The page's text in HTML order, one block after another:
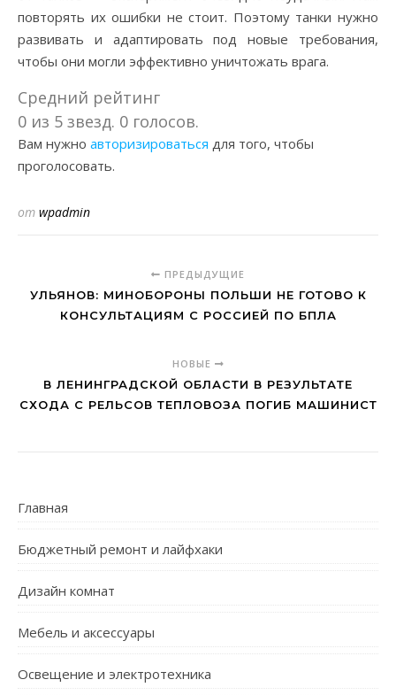
повторять их ошибки не стоит. Поэтому танки нужно
развивать и адаптировать под новые требования,
чтобы они могли эффективно уничтожать врага.
Средний рейтинг
0 из 5 звезд. 0 голосов.
Вам нужно авторизироваться для того, чтобы
проголосовать.
от wpadmin
ПРЕДЫДУЩИЕ
УЛЬЯНОВ: МИНОБОРОНЫ ПОЛЬШИ НЕ ГОТОВО К
КОНСУЛЬТАЦИЯМ С РОССИЕЙ ПО БПЛА
НОВЫЕ
В ЛЕНИНГРАДСКОЙ ОБЛАСТИ В РЕЗУЛЬТАТЕ
СХОДА С РЕЛЬСОВ ТЕПЛОВОЗА ПОГИБ МАШИНИСТ
Главная
Бюджетный ремонт и лайфхаки
Дизайн комнат
Мебель и аксессуары
Освещение и электротехника